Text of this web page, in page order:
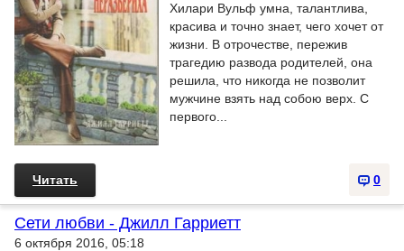
Хилари Вульф умна, талантлива,
красива и точно знает, чего хочет от
жизни. В отрочестве, пережив
трагедию развода родителей, она
решила, что никогда не позволит
мужчине взять над собою верх. С
первого...
0
Читать
Сети любви - Джилл Гарриетт
6 октября 2016, 05:18